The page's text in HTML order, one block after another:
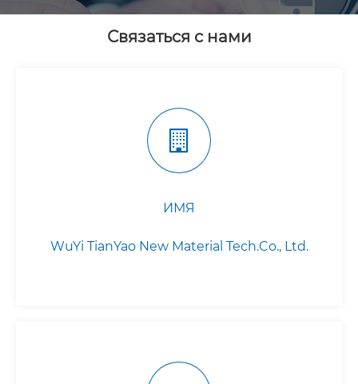
Связаться с нами
ИМЯ
WuYi TianYao New Material Tech.Co., Ltd.